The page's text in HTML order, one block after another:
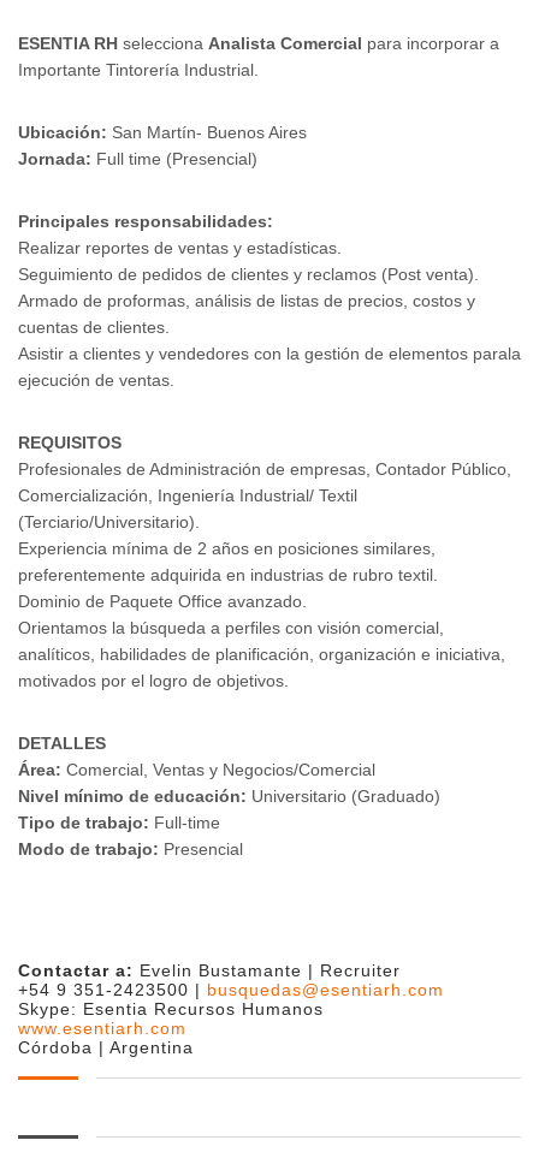
ESENTIA RH selecciona Analista Comercial para incorporar a
Importante Tintorería Industrial.
Ubicación: San Martín- Buenos Aires
Jornada: Full time (Presencial)
Principales responsabilidades:
Realizar reportes de ventas y estadísticas.
Seguimiento de pedidos de clientes y reclamos (Post venta).
Armado de proformas, análisis de listas de precios, costos y
cuentas de clientes.
Asistir a clientes y vendedores con la gestión de elementos parala
ejecución de ventas.
REQUISITOS
Profesionales de Administración de empresas, Contador Público,
Comercialización, Ingeniería Industrial/ Textil
(Terciario/Universitario).
Experiencia mínima de 2 años en posiciones similares,
preferentemente adquirida en industrias de rubro textil.
Dominio de Paquete Office avanzado.
Orientamos la búsqueda a perfiles con visión comercial,
analíticos, habilidades de planificación, organización e iniciativa,
motivados por el logro de objetivos.
DETALLES
Área: Comercial, Ventas y Negocios/Comercial
Nivel mínimo de educación: Universitario (Graduado)
Tipo de trabajo: Full-time
Modo de trabajo: Presencial
Contactar a: Evelin Bustamante | Recruiter
+54 9 351-2423500 | busquedas@esentiarh.com
Skype: Esentia Recursos Humanos
www.esentiarh.com
Córdoba | Argentina